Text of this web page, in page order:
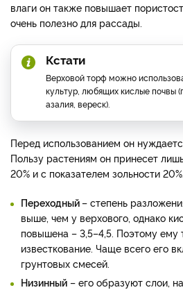
влаги он также повышает
очень полезно для рассады.
Кстати
Верховой торф можно
культур, любящих кислые почвы
азалия, вереск).
Перед использованием он
Пользу растениям он принесет
20% и с показателем зольности 20%.
Переходный– степень
выше, чем у верхового, однако
повышена – 3,5–4,5. Поэтому ему
известкование. Чаще всего его
грунтовых смесей.
Низинный – его образуют слои,